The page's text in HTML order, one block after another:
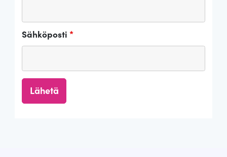
Sähköposti *